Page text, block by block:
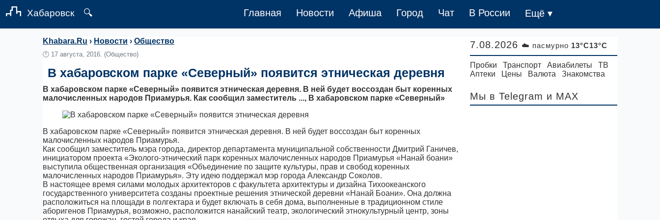
Хабаровск 🔍 Главная Новости Афиша Город Чат В России Ещё ▾
Khabara.Ru › Новости › Общество
🕛 17 августа, 2016. (Общество)
В хабаровском парке «Северный» появится этническая деревня
В хабаровском парке «Северный» появится этническая деревня. В ней будет воссоздан быт коренных
малочисленных народов Приамурья. Как сообщил заместитель ..., В хабаровском парке «Северный»
В хабаровском парке «Северный» появится этническая деревня. В ней будет воссоздан быт коренных
малочисленных народов Приамурья.
Как сообщил заместитель мэра города, директор департамента муниципальной собственности Дмитрий Ганичев,
инициатором проекта «Эколого-этнический парк коренных малочисленных народов Приамурья «Нанай боани»
выступила общественная организация «Объединение по защите культуры, прав и свобод коренных
малочисленных народов Приамурья». Эту идею поддержал мэр города Александр Соколов.
В настоящее время силами молодых архитекторов с факультета архитектуры и дизайна Тихоокеанского
государственного университета созданы проектные решения этнической деревни «Нанай Боани». Она должна
расположиться на площади в полгектара и будет включать в себя дома, выполненные в традиционном стиле
аборигенов Приамурья, возможно, расположится нанайский театр, экологический этнокультурный центр, зоны
7.08.2026 ☁️ пасмурно 13°C13°C
Пробки Транспорт Авиабилеты
ТВ
Аптеки
Цены Валюта Знакомства
Мы в Telegram и MAX